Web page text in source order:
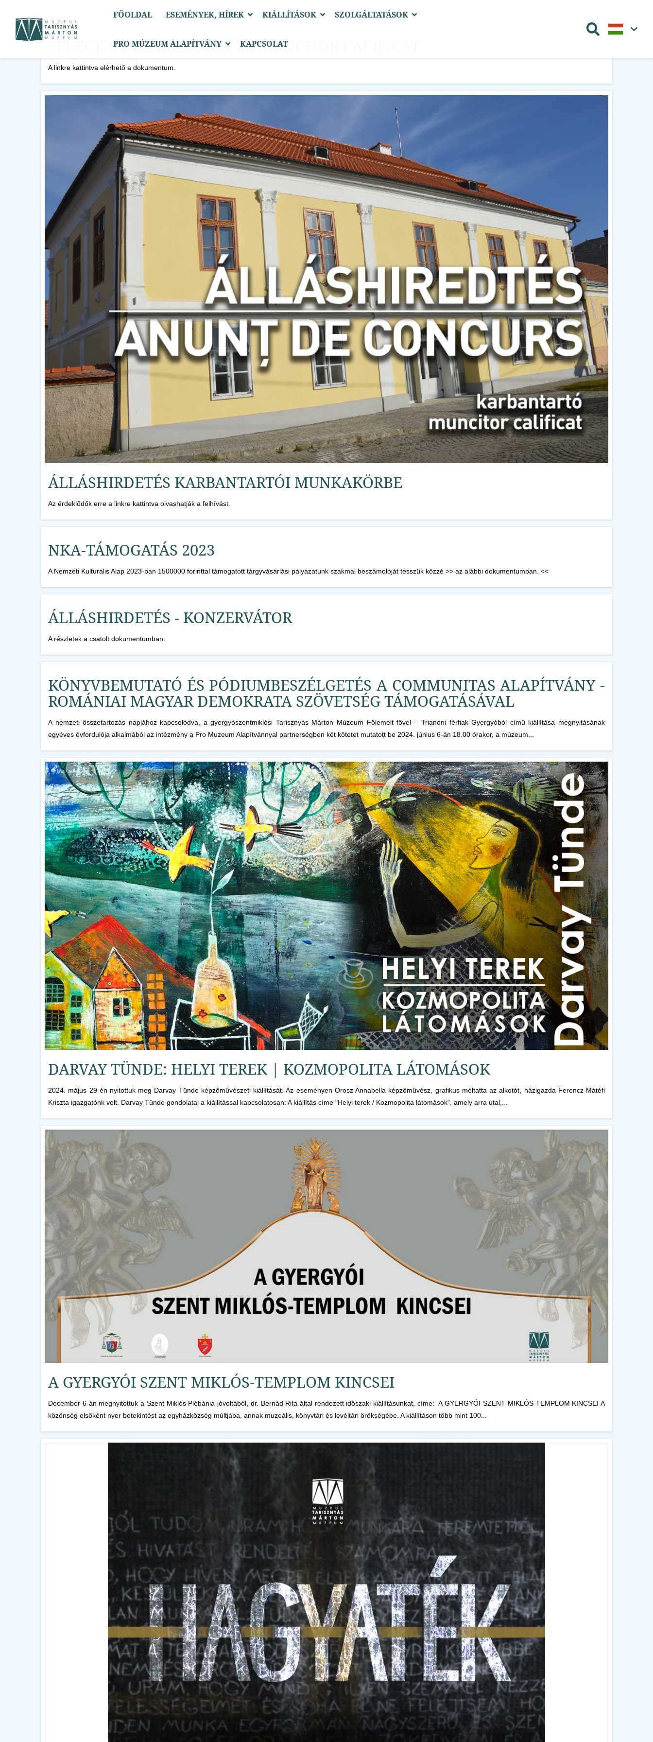
Események
FŐOLDAL ESEMÉNYEK, HÍREK KIÁLLÍTÁSOK SZOLGÁLTATÁSOK
PRO MÚZEUM ALAPÍTVÁNY KAPCSOLAT
SELECTIE DOSARE CONCURS MUNCITOR CALIFICAT
A linkre kattintva elérhető a dokumentum.
ÁLLÁSHIRDETÉS KARBANTARTÓI MUNKAKÖRBE
Az érdeklődők erre a linkre kattintva olvashatják a felhívást.
NKA-TÁMOGATÁS 2023
A Nemzeti Kulturális Alap 2023-ban 1500000 forinttal támogatott tárgyvásárlási pályázatunk szakmai beszámolóját tesszük közzé >> az alábbi dokumentumban. <<
ÁLLÁSHIRDETÉS - KONZERVÁTOR
A részletek a csatolt dokumentumban.
KÖNYVBEMUTATÓ ÉS PÓDIUMBESZÉLGETÉS A COMMUNITAS ALAPÍTVÁNY -
ROMÁNIAI MAGYAR DEMOKRATA SZÖVETSÉG TÁMOGATÁSÁVAL
A nemzeti összetartozás napjához kapcsolódva, a gyergyószentmiklósi Tarisznyás Márton Múzeum Fölemelt fővel – Trianoni férfiak Gyergyóból című kiállítása megnyitásának
egyéves évfordulója alkalmából az intézmény a Pro Muzeum Alapítvánnyal partnerségben két kötetet mutatott be 2024. június 6-án 18.00 órakor, a múzeum...
DARVAY TÜNDE: HELYI TEREK | KOZMOPOLITA LÁTOMÁSOK
2024. május 29-én nyitottuk meg Darvay Tünde képzőművészeti kiállítását. Az eseményen Orosz Annabella képzőművész, grafikus méltatta az alkotót, házigazda Ferencz-Mátéfi
Kriszta igazgatónk volt. Darvay Tünde gondolatai a kiállítással kapcsolatosan: A kiállítás címe "Helyi terek / Kozmopolita látomások", amely arra utal,...
A GYERGYÓI SZENT MIKLÓS-TEMPLOM KINCSEI
December 6-án megnyitottuk a Szent Miklós Plébánia jóvoltából, dr. Bernád Rita által rendezett időszaki kiállításunkat, címe: A GYERGYÓI SZENT MIKLÓS-TEMPLOM KINCSEI A
közönség elsőként nyer betekintést az egyházközség múltjába, annak muzeális, könyvtári és levéltári örökségébe. A kiállításon több mint 100...